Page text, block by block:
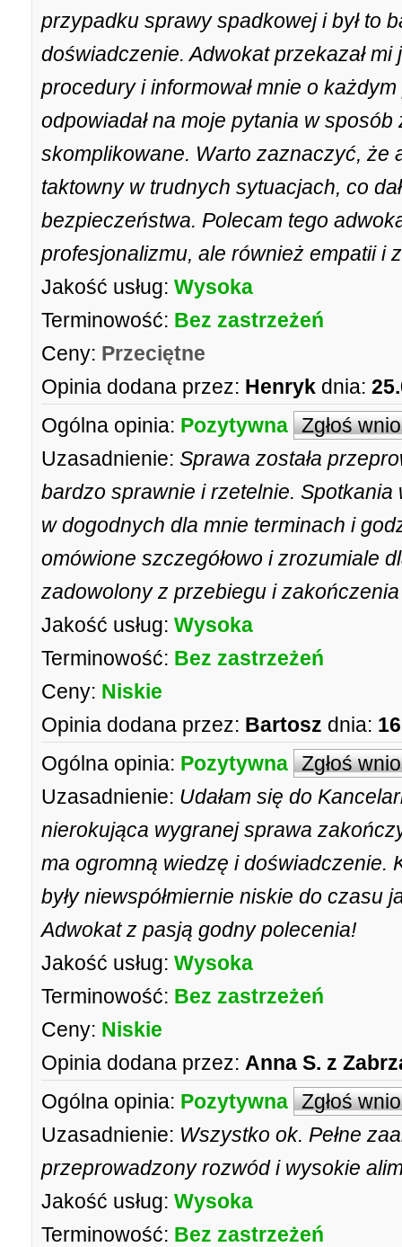
przypadku sprawy spadkowej i był to
doświadczenie. Adwokat przekazał
procedury i informował mnie o
odpowiadał na moje pytania w sposób
skomplikowane. Warto zaznaczyć, że
taktowny w trudnych sytuacjach, co
bezpieczeństwa. Polecam tego
profesjonalizmu, ale również empatii i
Jakość usług: Wysoka
Terminowość: Bez zastrzeżeń
Ceny: Przeciętne
Opinia dodana przez: Henryk dnia:
Ogólna opinia: Pozytywna Zgłoś
Uzasadnienie: Sprawa została
bardzo sprawnie i rzetelnie. Spotkania
w dogodnych dla mnie terminach i
omówione szczegółowo i zrozumiale
zadowolony z przebiegu i
Jakość usług: Wysoka
Terminowość: Bez zastrzeżeń
Ceny: Niskie
Opinia dodana przez: Bartosz dnia:
Ogólna opinia: Pozytywna Zgłoś
Uzasadnienie: Udałam się do
nierokująca wygranej sprawa
ma ogromną wiedzę i doświadczenie.
były niewspółmiernie niskie do czasu
Adwokat z pasją godny polecenia!
Jakość usług: Wysoka
Terminowość: Bez zastrzeżeń
Ceny: Niskie
Opinia dodana przez: Anna S. z
Ogólna opinia: Pozytywna Zgłoś
Uzasadnienie: Wszystko ok. Pełne
przeprowadzony rozwód i wysokie
Jakość usług: Wysoka
Terminowość: Bez zastrzeżeń